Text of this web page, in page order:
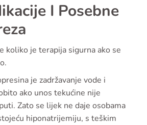
I Posebne
koliko je terapija sigurna ako se
je zadržavanje vode i
ako unos tekućine nije
Zato se lijek ne daje osobama
hiponatrijemiju, s teškim